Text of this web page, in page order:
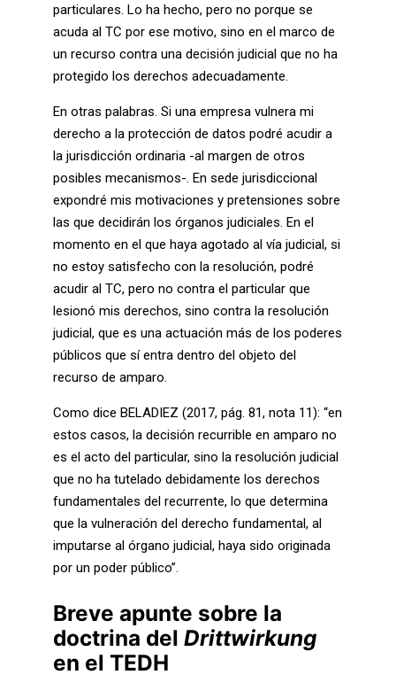
particulares. Lo ha hecho, pero no porque se
acuda al TC por ese motivo, sino en el marco de
un recurso contra una decisión judicial que no ha
protegido los derechos adecuadamente.
En otras palabras. Si una empresa vulnera mi
derecho a la protección de datos podré acudir a
la jurisdicción ordinaria -al margen de otros
posibles mecanismos-. En sede jurisdiccional
expondré mis motivaciones y pretensiones sobre
las que decidirán los órganos judiciales. En el
momento en el que haya agotado al vía judicial, si
no estoy satisfecho con la resolución, podré
acudir al TC, pero no contra el particular que
lesionó mis derechos, sino contra la resolución
judicial, que es una actuación más de los poderes
públicos que sí entra dentro del objeto del
recurso de amparo.
Como dice BELADIEZ (2017, pág. 81, nota 11): “en
estos casos, la decisión recurrible en amparo no
es el acto del particular, sino la resolución judicial
que no ha tutelado debidamente los derechos
fundamentales del recurrente, lo que determina
que la vulneración del derecho fundamental, al
imputarse al órgano judicial, haya sido originada
por un poder público”.
Breve apunte sobre la
doctrina del Drittwirkung
en el TEDH